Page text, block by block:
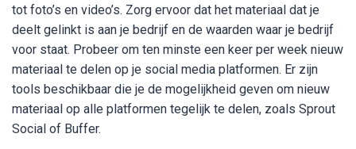
tot foto’s en video’s. Zorg ervoor dat het materiaal dat je
deelt gelinkt is aan je bedrijf en de waarden waar je bedrijf
voor staat. Probeer om ten minste een keer per week nieuw
materiaal te delen op je social media platformen. Er zijn
tools beschikbaar die je de mogelijkheid geven om nieuw
materiaal op alle platformen tegelijk te delen, zoals Sprout
Social of Buffer.